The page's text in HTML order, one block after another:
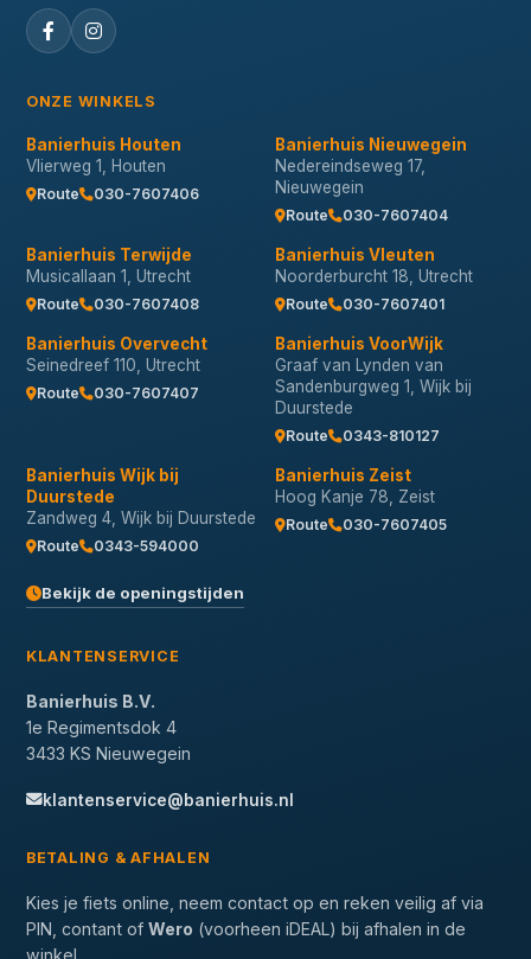
ONZE WINKELS
Banierhuis Houten
Vlierweg 1, Houten
Route 030-7607406
Banierhuis Nieuwegein
Nedereindseweg 17,
Nieuwegein
Route 030-7607404
Banierhuis Terwijde
Musicallaan 1, Utrecht
Route 030-7607408
Banierhuis Vleuten
Noorderburcht 18, Utrecht
Route 030-7607401
Banierhuis Overvecht
Seinedreef 110, Utrecht
Route 030-7607407
Banierhuis VoorWijk
Graaf van Lynden van
Sandenburgweg 1, Wijk bij
Duurstede
Route 0343-810127
Banierhuis Wijk bij
Duurstede
Zandweg 4, Wijk bij Duurstede
Route 0343-594000
Banierhuis Zeist
Hoog Kanje 78, Zeist
Route 030-7607405
Bekijk de openingstijden
KLANTENSERVICE
Banierhuis B.V.
1e Regimentsdok 4
3433 KS Nieuwegein
klantenservice@banierhuis.nl
BETALING & AFHALEN
Kies je fiets online, neem contact op en reken veilig af via
PIN, contant of Wero (voorheen iDEAL) bij afhalen in de
winkel.